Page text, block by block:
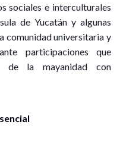
sociales e interculturales
de Yucatán y algunas
comunidad universitaria y
participaciones que
de la mayanidad con